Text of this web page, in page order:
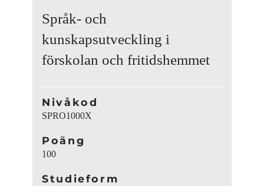
Språk- och
kunskapsutveckling i
förskolan och fritidshemmet
Nivåkod
SPRO1000X
Poäng
100
Studieform